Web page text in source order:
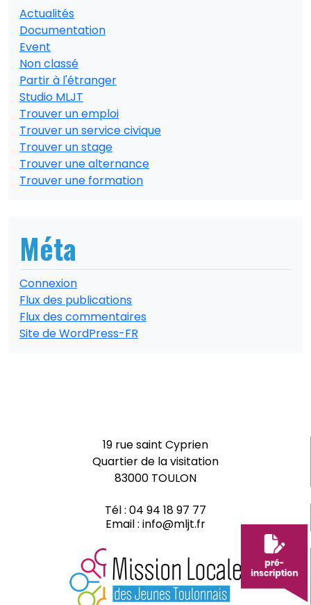
Actualités
Documentation
Event
Non classé
Partir à l'étranger
Studio MLJT
Trouver un emploi
Trouver un service civique
Trouver un stage
Trouver une alternance
Trouver une formation
Méta
Connexion
Flux des publications
Flux des commentaires
Site de WordPress-FR
19 rue saint Cyprien
Quartier de la visitation
83000 TOULON
Tél : 04 94 18 97 77
Email : info@mljt.fr